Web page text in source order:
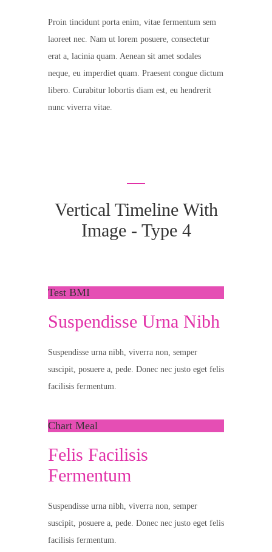
Proin tincidunt porta enim, vitae fermentum sem
laoreet nec. Nam ut lorem posuere, consectetur
erat a, lacinia quam. Aenean sit amet sodales
neque, eu imperdiet quam. Praesent congue dictum
libero. Curabitur lobortis diam est, eu hendrerit
nunc viverra vitae.
Vertical Timeline With
Image - Type 4
Test BMI
Suspendisse Urna Nibh
Suspendisse urna nibh, viverra non, semper
suscipit, posuere a, pede. Donec nec justo eget felis
facilisis fermentum.
Chart Meal
Felis Facilisis
Fermentum
Suspendisse urna nibh, viverra non, semper
suscipit, posuere a, pede. Donec nec justo eget felis
facilisis fermentum.